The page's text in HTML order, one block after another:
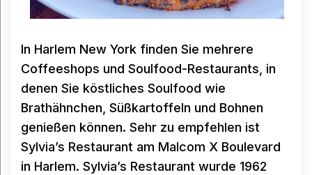
In Harlem New York finden Sie mehrere
Coffeeshops und Soulfood-Restaurants, in
denen Sie köstliches Soulfood wie
Brathähnchen, Süßkartoffeln und Bohnen
genießen können. Sehr zu empfehlen ist
Sylvia’s Restaurant am Malcom X Boulevard
in Harlem. Sylvia’s Restaurant wurde 1962